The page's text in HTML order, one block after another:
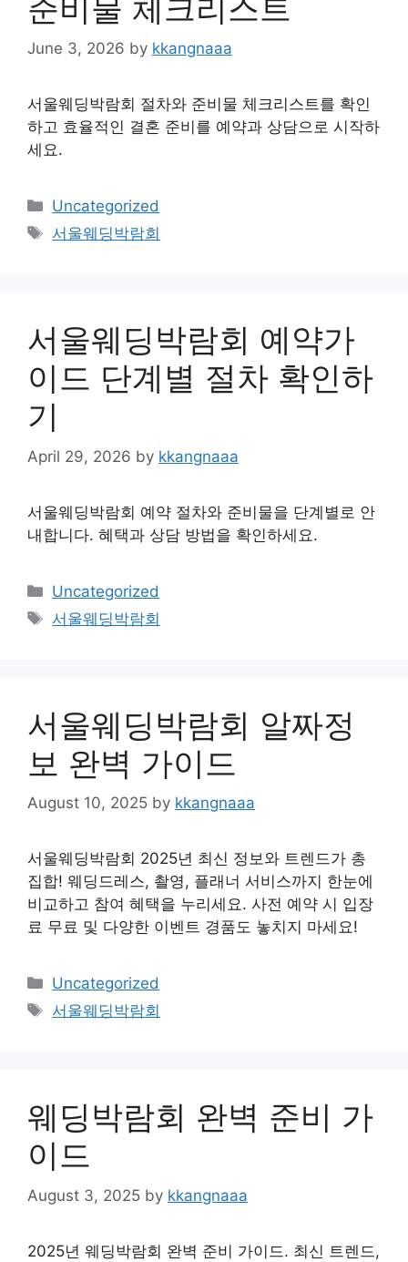
준비물 체크리스트
June 3, 2026 by kkangnaaa
서울웨딩박람회 절차와 준비물 체크리스트를 확인
하고 효율적인 결혼 준비를 예약과 상담으로 시작하
세요.
Categories
Uncategorized
Tags
서울웨딩박람회
서울웨딩박람회 예약가
이드 단계별 절차 확인하
기
April 29, 2026 by kkangnaaa
서울웨딩박람회 예약 절차와 준비물을 단계별로 안
내합니다. 혜택과 상담 방법을 확인하세요.
Categories
Uncategorized
Tags
서울웨딩박람회
서울웨딩박람회 알짜정
보 완벽 가이드
August 10, 2025 by kkangnaaa
서울웨딩박람회 2025년 최신 정보와 트렌드가 총
집합! 웨딩드레스, 촬영, 플래너 서비스까지 한눈에
비교하고 참여 혜택을 누리세요. 사전 예약 시 입장
료 무료 및 다양한 이벤트 경품도 놓치지 마세요!
Categories
Uncategorized
Tags
서울웨딩박람회
웨딩박람회 완벽 준비 가
이드
August 3, 2025 by kkangnaaa
2025년 웨딩박람회 완벽 준비 가이드. 최신 트렌드,